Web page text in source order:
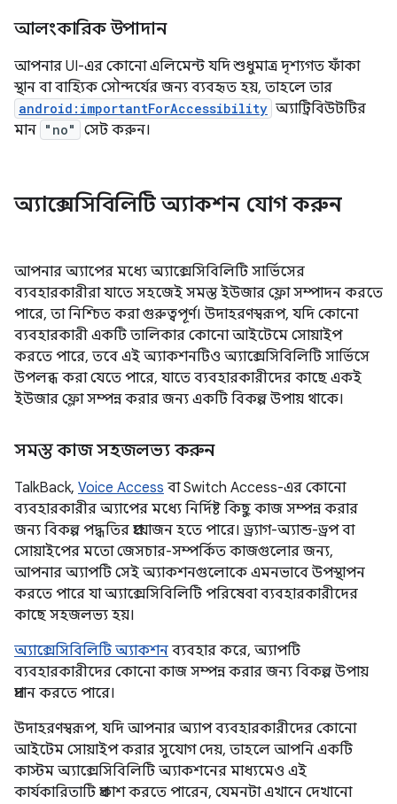
আলংকারিক উপাদান
আপনার UI-এর কোনো এলিমেন্ট যদি শুধুমাত্র দৃশ্যগত ফাঁকা
স্থান বা বাহ্যিক সৌন্দর্যের জন্য ব্যবহৃত হয়, তাহলে তার
android:importantForAccessibility অ্যাট্রিবিউটটির
মান "no" সেট করুন।
অ্যাক্সেসিবিলিটি অ্যাকশন যোগ করুন
আপনার অ্যাপের মধ্যে অ্যাক্সেসিবিলিটি সার্ভিসের
ব্যবহারকারীরা যাতে সহজেই সমস্ত ইউজার ফ্লো সম্পাদন করতে
পারে, তা নিশ্চিত করা গুরুত্বপূর্ণ। উদাহরণস্বরূপ, যদি কোনো
ব্যবহারকারী একটি তালিকার কোনো আইটেমে সোয়াইপ
করতে পারে, তবে এই অ্যাকশনটিও অ্যাক্সেসিবিলিটি সার্ভিসে
উপলব্ধ করা যেতে পারে, যাতে ব্যবহারকারীদের কাছে একই
ইউজার ফ্লো সম্পন্ন করার জন্য একটি বিকল্প উপায় থাকে।
সমস্ত কাজ সহজলভ্য করুন
TalkBack, Voice Access বা Switch Access-এর কোনো
ব্যবহারকারীর অ্যাপের মধ্যে নির্দিষ্ট কিছু কাজ সম্পন্ন করার
জন্য বিকল্প পদ্ধতির প্রয়োজন হতে পারে। ড্র্যাগ-অ্যান্ড-ড্রপ বা
সোয়াইপের মতো জেসচার-সম্পর্কিত কাজগুলোর জন্য,
আপনার অ্যাপটি সেই অ্যাকশনগুলোকে এমনভাবে উপস্থাপন
করতে পারে যা অ্যাক্সেসিবিলিটি পরিষেবা ব্যবহারকারীদের
কাছে সহজলভ্য হয়।
অ্যাক্সেসিবিলিটি অ্যাকশন ব্যবহার করে, অ্যাপটি
ব্যবহারকারীদের কোনো কাজ সম্পন্ন করার জন্য বিকল্প উপায়
প্রদান করতে পারে।
উদাহরণস্বরূপ, যদি আপনার অ্যাপ ব্যবহারকারীদের কোনো
আইটেম সোয়াইপ করার সুযোগ দেয়, তাহলে আপনি একটি
কাস্টম অ্যাক্সেসিবিলিটি অ্যাকশনের মাধ্যমেও এই
কার্যকারিতাটি প্রকাশ করতে পারেন, যেমনটা এখানে দেখানো